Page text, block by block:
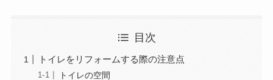
目次
トイレをリフォームする際の注意点
トイレの空間